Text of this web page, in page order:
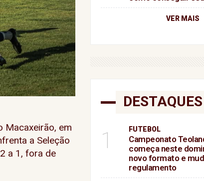
Macaxeirão, em
a Seleção
a 1, fora de
VER MAIS
DESTAQUES
1 FUTEBOL
Campeonato
começa neste
novo formato e
regulamento